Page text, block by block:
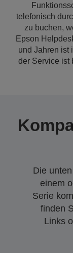
telefonisch
zu buchen,
Epson
und Jahren ist
der Service ist
Die
einem
Serie
finden
Links